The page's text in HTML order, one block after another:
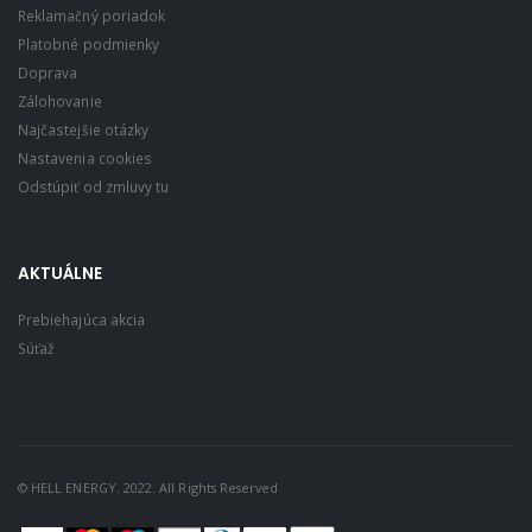
Reklamačný poriadok
Platobné podmienky
Doprava
Zálohovanie
Najčastejšie otázky
Nastavenia cookies
Odstúpiť od zmluvy tu
AKTUÁLNE
Prebiehajúca akcia
Súťaž
© HELL ENERGY. 2022. All Rights Reserved